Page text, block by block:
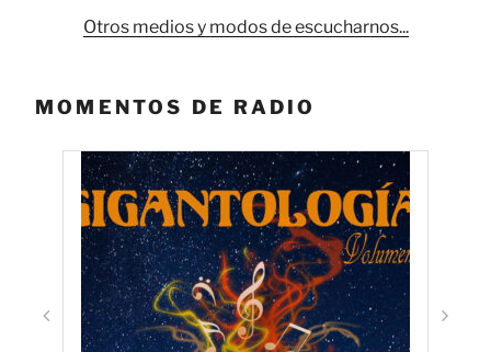
Otros medios y modos de escucharnos...
MOMENTOS DE RADIO